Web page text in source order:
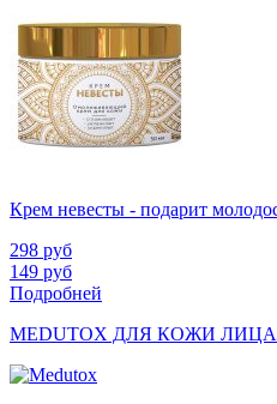
Крем невесты - подарит
298 руб
149 руб
Подробней
MEDUTOX ДЛЯ КОЖИ ЛИЦА